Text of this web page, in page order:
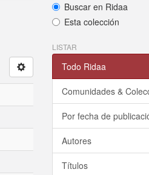
Buscar en Ridaa
Esta colección
LISTAR
Todo Ridaa
Comunidades &
Por fecha de
Autores
Títulos